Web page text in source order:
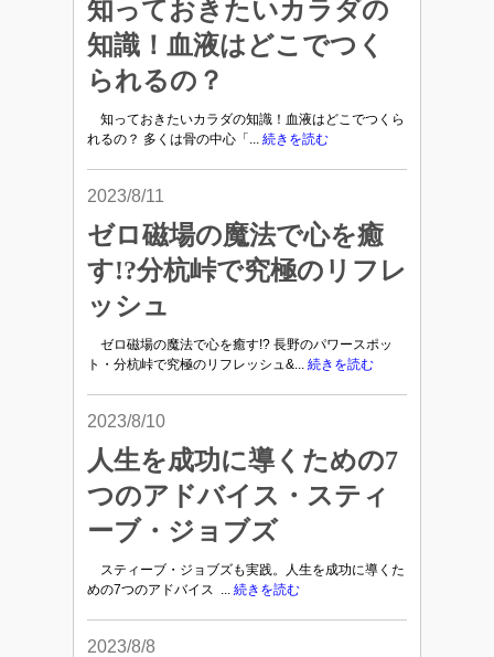
知っておきたいカラダの
知識！血液はどこでつく
られるの？
知っておきたいカラダの知識！血液はどこでつくら
れるの？ 多くは骨の中心「... 続きを読む
2023/8/11
ゼロ磁場の魔法で心を癒
す!?分杭峠で究極のリフレ
ッシュ
ゼロ磁場の魔法で心を癒す!? 長野のパワースポッ
ト・分杭峠で究極のリフレッシュ&... 続きを読む
2023/8/10
人生を成功に導くための7
つのアドバイス・スティ
ーブ・ジョブズ
スティーブ・ジョブズも実践。人生を成功に導くた
めの7つのアドバイス ... 続きを読む
2023/8/8